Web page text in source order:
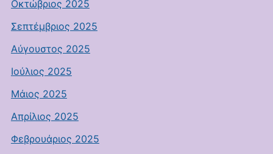
Οκτώβριος 2025
Σεπτέμβριος 2025
Αύγουστος 2025
Ιούλιος 2025
Μάιος 2025
Απρίλιος 2025
Φεβρουάριος 2025